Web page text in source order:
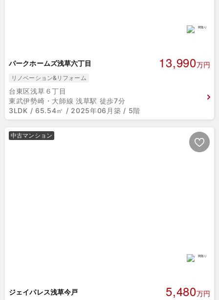
パークホームズ浅草六丁目 13,990万円
リノベーション&リフォーム
台東区浅草６丁目
東武伊勢崎・大師線 浅草駅 徒歩7分
3LDK / 65.54㎡ / 2025年06月築 / 5階
中古マンション
ジェイパレス浅草今戸 5,480万円